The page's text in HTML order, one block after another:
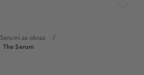
Serumi za obraz
The Serum